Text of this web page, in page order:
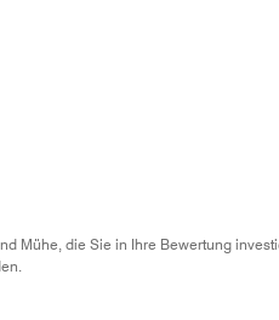
Mühe, die Sie in Ihre Bewertung